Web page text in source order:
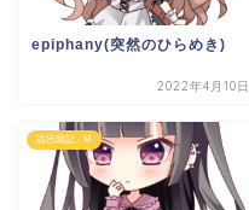
epiphany(突然のひらめき)
2022年4月10日
語呂暗記 - M